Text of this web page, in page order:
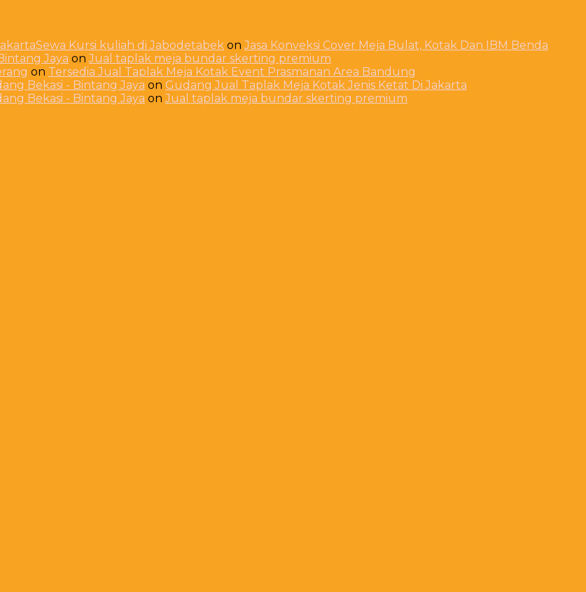
Kursi kuliah di Jabodetabek onJasa Konveksi Cover Meja Bulat, Kotak Dan IBM Benda
Jaya onJual taplak meja bundar skerting premium
on Tersedia Jual Taplak Meja Kotak Event Prasmanan Area Bandung
Bekasi - Bintang Jaya on Gudang Jual Taplak Meja Kotak Jenis Ketat Di Jakarta
Bekasi - Bintang Jaya onJual taplak meja bundar skerting premium